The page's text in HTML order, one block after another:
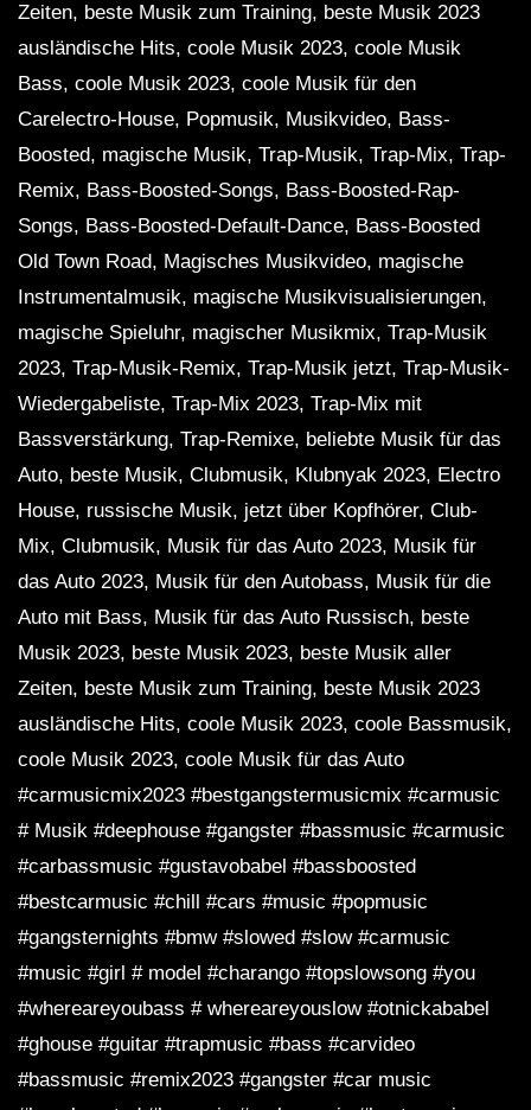
Zeiten, beste Musik zum Training, beste Musik 2023
ausländische Hits, coole Musik 2023, coole Musik
Bass, coole Musik 2023, coole Musik für den
Carelectro-House, Popmusik, Musikvideo, Bass-
Boosted, magische Musik, Trap-Musik, Trap-Mix, Trap-
Remix, Bass-Boosted-Songs, Bass-Boosted-Rap-
Songs, Bass-Boosted-Default-Dance, Bass-Boosted
Old Town Road, Magisches Musikvideo, magische
Instrumentalmusik, magische Musikvisualisierungen,
magische Spieluhr, magischer Musikmix, Trap-Musik
2023, Trap-Musik-Remix, Trap-Musik jetzt, Trap-Musik-
Wiedergabeliste, Trap-Mix 2023, Trap-Mix mit
Bassverstärkung, Trap-Remixe, beliebte Musik für das
Auto, beste Musik, Clubmusik, Klubnyak 2023, Electro
House, russische Musik, jetzt über Kopfhörer, Club-
Mix, Clubmusik, Musik für das Auto 2023, Musik für
das Auto 2023, Musik für den Autobass, Musik für die
Auto mit Bass, Musik für das Auto Russisch, beste
Musik 2023, beste Musik 2023, beste Musik aller
Zeiten, beste Musik zum Training, beste Musik 2023
ausländische Hits, coole Musik 2023, coole Bassmusik,
coole Musik 2023, coole Musik für das Auto
#carmusicmix2023 #bestgangstermusicmix #carmusic
# Musik #deephouse #gangster #bassmusic #carmusic
#carbassmusic #gustavobabel #bassboosted
#bestcarmusic #chill #cars #music #popmusic
#gangsternights #bmw #slowed #slow #carmusic
#music #girl # model #charango #topslowsong #you
#whereareyoubass # whereareyouslow #otnickababel
#ghouse #guitar #trapmusic #bass #carvideo
#bassmusic #remix2023 #gangster #car music